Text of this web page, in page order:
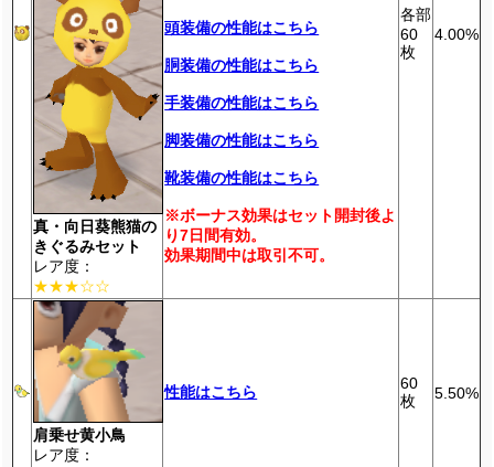
真・向日葵熊猫の
きぐるみセット
レア度：
★★★☆☆
頭装備の性能はこちら
胴装備の性能はこちら
手装備の性能はこちら
脚装備の性能はこちら
靴装備の性能はこちら
※ボーナス効果はセット開封後よ
り7日間有効。
効果期間中は取引不可。
各部
60
枚
4.00%
肩乗せ黄小鳥
レア度：
性能はこちら
60
枚
5.50%